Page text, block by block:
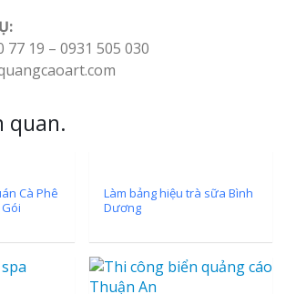
77 19 – 0931 505 030
quan.
Cà Phê
Làm bảng hiệu trà sữa Bình
Dương